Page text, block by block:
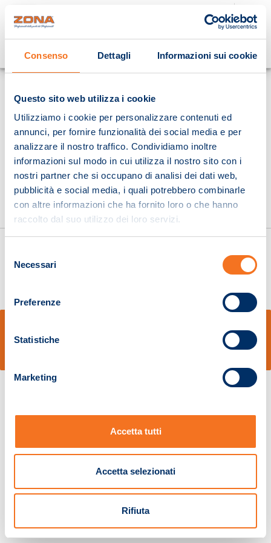
Consenso Dettagli Informazioni sui cookie
Questo sito web utilizza i cookie
Utilizziamo i cookie per personalizzare contenuti ed
annunci, per fornire funzionalità dei social media e per
analizzare il nostro traffico. Condividiamo inoltre
informazioni sul modo in cui utilizza il nostro sito con i
nostri partner che si occupano di analisi dei dati web,
pubblicità e social media, i quali potrebbero combinarle
con altre informazioni che ha fornito loro o che hanno
raccolto dal suo utilizzo dei loro servizi.
delNecessari
Preferenze
Statistiche
Marketing
Accetta tutti
Accetta selezionati
Rifiuta
Cosa stai cercando?
Pistoia 01680210505 – R.E.A. n.155974 - Cap.Soc. € 2.000.000,00 i.v. La
Società adotta il Codice Etico D.lgs. 231/01